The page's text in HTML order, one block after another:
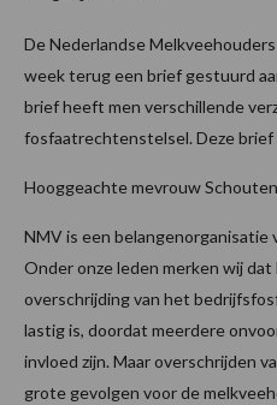
De Nederlandse
week terug een brief gestuurd
brief heeft men verschillende
fosfaatrechtenstelsel. Deze brief
Hooggeachte mevrouw
NMV is een belangenorganisatie
Onder onze leden merken wij
overschrijding van het
lastig is, doordat meerdere
invloed zijn. Maar overschrijden
grote gevolgen voor de